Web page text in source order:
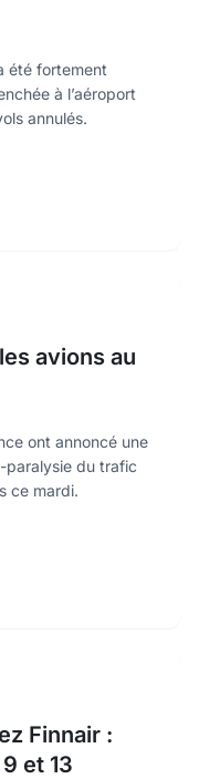
été fortement
à l’aéroport
annulés.
avions au
ont annoncé une
paralysie du trafic
ce mardi.
Finnair :
et 13